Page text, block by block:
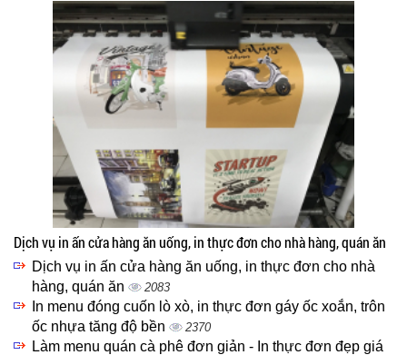
Dịch vụ in ấn cửa hàng ăn uống, in thực đơn cho nhà hàng, quán ăn
Dịch vụ in ấn cửa hàng ăn uống, in thực đơn cho nhà
hàng, quán ăn
2083
In menu đóng cuốn lò xò, in thực đơn gáy ốc xoắn, trôn
ốc nhựa tăng độ bền
2370
Làm menu quán cà phê đơn giản - In thực đơn đẹp giá